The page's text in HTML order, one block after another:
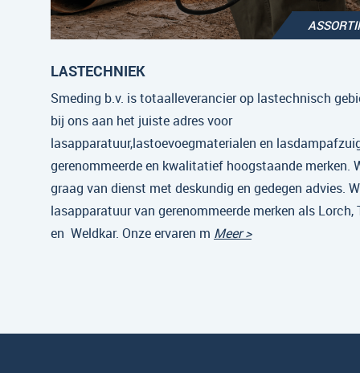
LASTECHNIEK
Smeding b.v. is totaalleverancier op lastechnisch
bij ons aan het juiste adres voor
lasapparatuur,lastoevoegmaterialen en
gerenommeerde en kwalitatief hoogstaande merken.
graag van dienst met deskundig en gedegen advies.
lasapparatuur van gerenommeerde merken als Lorch,
en Weldkar. Onze ervaren m Meer >